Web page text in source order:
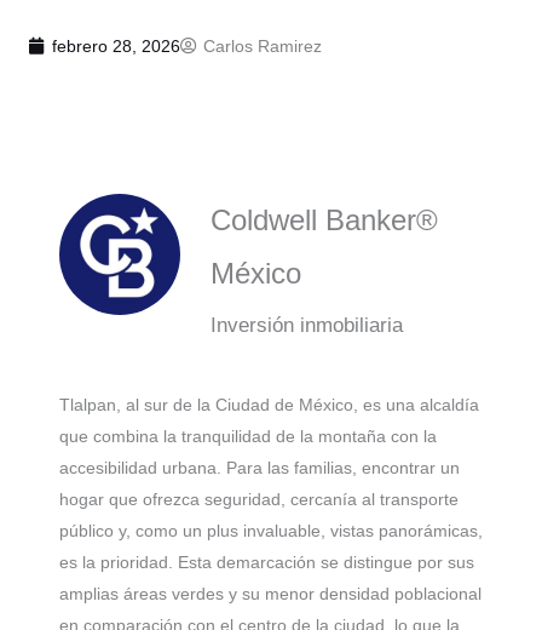
febrero 28, 2026 Carlos Ramirez
Coldwell Banker®
México
Inversión inmobiliaria
Tlalpan, al sur de la Ciudad de México, es una alcaldía
que combina la tranquilidad de la montaña con la
accesibilidad urbana. Para las familias, encontrar un
hogar que ofrezca seguridad, cercanía al transporte
público y, como un plus invaluable, vistas panorámicas,
es la prioridad. Esta demarcación se distingue por sus
amplias áreas verdes y su menor densidad poblacional
en comparación con el centro de la ciudad, lo que la